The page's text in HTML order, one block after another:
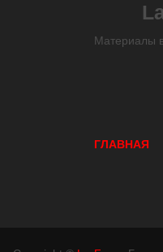
Материалы
ГЛАВНАЯ